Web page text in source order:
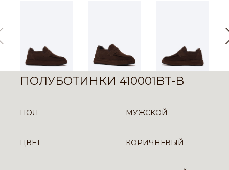
ПОЛУБОТИНКИ 410001BT-B
ПОЛ МУЖСКОЙ
ЦВЕТ КОРИЧНЕВЫЙ